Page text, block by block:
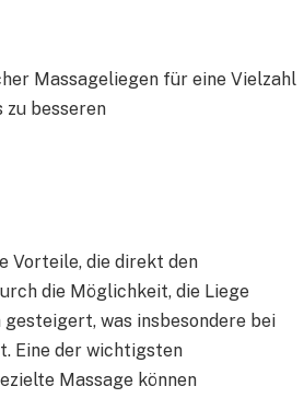
Massageliegen für eine Vielzahl
besseren
Vorteile, die direkt den
die Möglichkeit, die Liege
was insbesondere bei
Eine der wichtigsten
Massage können